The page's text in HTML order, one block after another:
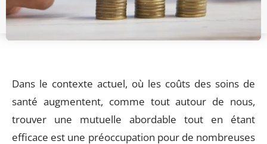
Dans le contexte actuel, où les coûts des soins de
santé augmentent, comme tout autour de nous,
trouver une mutuelle abordable tout en étant
efficace est une préoccupation pour de nombreuses